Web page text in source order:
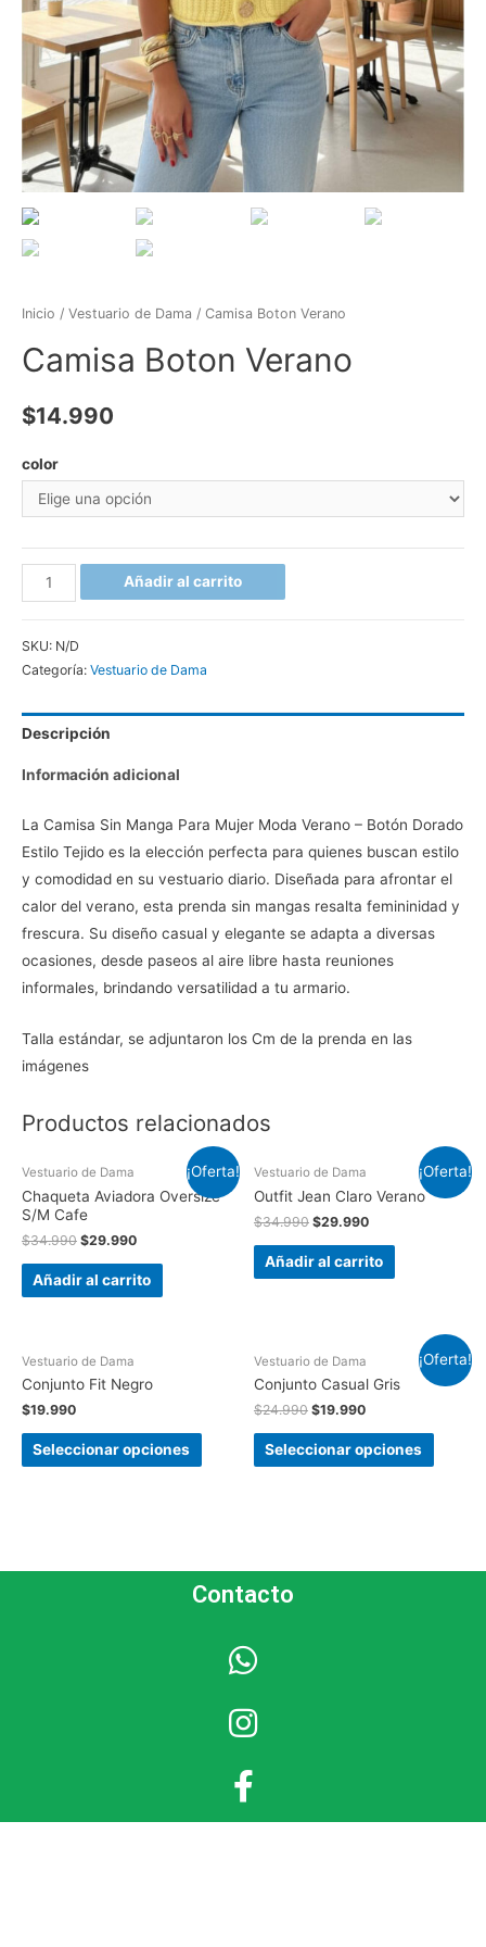
Inicio / Vestuario de Dama / Camisa Boton Verano
Camisa Boton Verano
$14.990
color
Añadir al carrito
SKU: N/D
Categoría: Vestuario de Dama
Descripción
Información adicional
La Camisa Sin Manga Para Mujer Moda Verano – Botón Dorado
Estilo Tejido es la elección perfecta para quienes buscan estilo
y comodidad en su vestuario diario. Diseñada para afrontar el
calor del verano, esta prenda sin mangas resalta femininidad y
frescura. Su diseño casual y elegante se adapta a diversas
ocasiones, desde paseos al aire libre hasta reuniones
informales, brindando versatilidad a tu armario.
Talla estándar, se adjuntaron los Cm de la prenda en las
imágenes
Productos relacionados
¡Oferta!
Vestuario de Dama
Chaqueta Aviadora Oversize
S/M Cafe
$34.990 $29.990
Añadir al carrito
¡Oferta!
Vestuario de Dama
Outfit Jean Claro Verano
$34.990 $29.990
Añadir al carrito
Vestuario de Dama
Conjunto Fit Negro
$19.990
Seleccionar opciones
¡Oferta!
Vestuario de Dama
Conjunto Casual Gris
$24.990 $19.990
Seleccionar opciones
Contacto